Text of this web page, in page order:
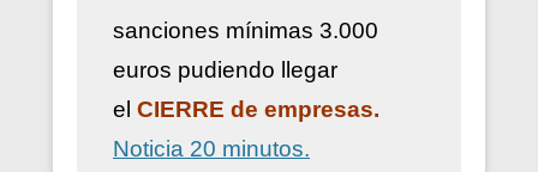
sanciones mínimas 3.000
euros pudiendo llegar
el CIERRE de empresas.
Noticia 20 minutos.